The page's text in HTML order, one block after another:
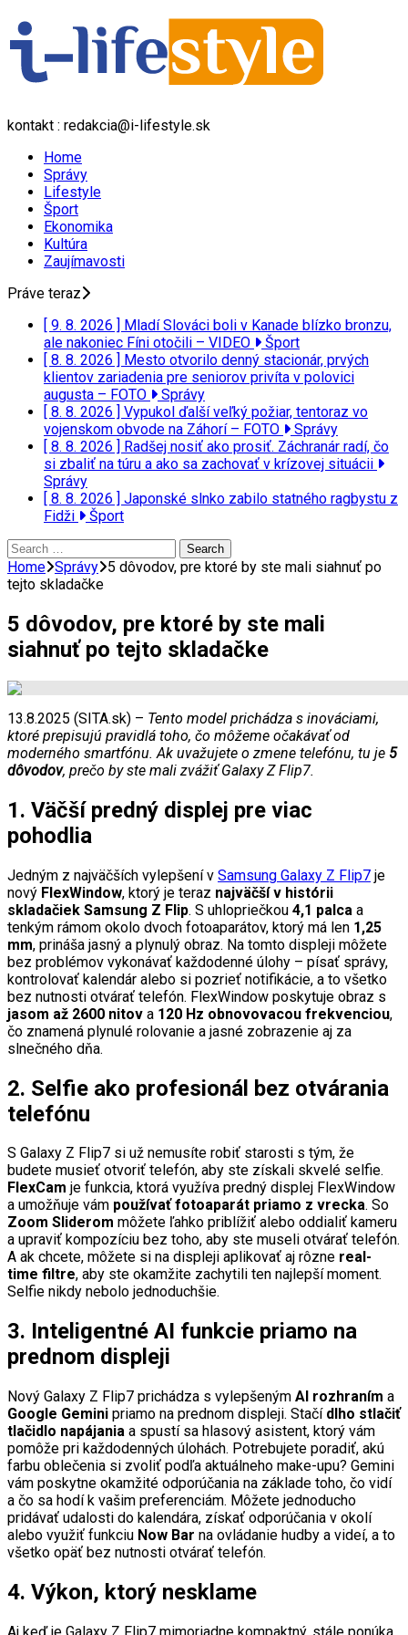
kontakt : redakcia@i-lifestyle.sk
Home
Správy
Lifestyle
Šport
Ekonomika
Kultúra
Zaujímavosti
Práve teraz
[ 9. 8. 2026 ] Mladí Slováci boli v Kanade blízko bronzu,
ale nakoniec Fíni otočili – VIDEO
Šport
[ 8. 8. 2026 ] Mesto otvorilo denný stacionár, prvých
klientov zariadenia pre seniorov privíta v polovici
augusta – FOTO
Správy
[ 8. 8. 2026 ] Vypukol ďalší veľký požiar, tentoraz vo
vojenskom obvode na Záhorí – FOTO
Správy
[ 8. 8. 2026 ] Radšej nosiť ako prosiť. Záchranár radí, čo
si zbaliť na túru a ako sa zachovať v krízovej situácii
Správy
[ 8. 8. 2026 ] Japonské slnko zabilo statného ragbystu z
Fidži
Šport
Search
for:
Home Správy 5 dôvodov, pre ktoré by ste mali siahnuť po
tejto skladačke
5 dôvodov, pre ktoré by ste mali
siahnuť po tejto skladačke
13.8.2025 (SITA.sk) – Tento model prichádza s inováciami,
ktoré prepisujú pravidlá toho, čo môžeme očakávať od
moderného smartfónu. Ak uvažujete o zmene telefónu, tu je 5
dôvodov, prečo by ste mali zvážiť Galaxy Z Flip7.
1. Väčší predný displej pre viac
pohodlia
Jedným z najväčších vylepšení v Samsung Galaxy Z Flip7 je
nový FlexWindow, ktorý je teraz najväčší v histórii
skladačiek Samsung Z Flip. S uhlopriečkou 4,1 palca a
tenkým rámom okolo dvoch fotoaparátov, ktorý má len 1,25
mm, prináša jasný a plynulý obraz. Na tomto displeji môžete
bez problémov vykonávať každodenné úlohy – písať správy,
kontrolovať kalendár alebo si pozrieť notifikácie, a to všetko
bez nutnosti otvárať telefón. FlexWindow poskytuje obraz s
jasom až 2600 nitov a 120 Hz obnovovacou frekvenciou,
čo znamená plynulé rolovanie a jasné zobrazenie aj za
slnečného dňa.
2. Selfie ako profesionál bez otvárania
telefónu
S Galaxy Z Flip7 si už nemusíte robiť starosti s tým, že
budete musieť otvoriť telefón, aby ste získali skvelé selfie.
FlexCam je funkcia, ktorá využíva predný displej FlexWindow
a umožňuje vám používať fotoaparát priamo z vrecka. So
Zoom Sliderom môžete ľahko priblížiť alebo oddialiť kameru
a upraviť kompozíciu bez toho, aby ste museli otvárať telefón.
A ak chcete, môžete si na displeji aplikovať aj rôzne real-
time filtre, aby ste okamžite zachytili ten najlepší moment.
Selfie nikdy nebolo jednoduchšie.
3. Inteligentné AI funkcie priamo na
prednom displeji
Nový Galaxy Z Flip7 prichádza s vylepšeným AI rozhraním a
Google Gemini priamo na prednom displeji. Stačí dlho stlačiť
tlačidlo napájania a spustí sa hlasový asistent, ktorý vám
pomôže pri každodenných úlohách. Potrebujete poradiť, akú
farbu oblečenia si zvoliť podľa aktuálneho make-upu? Gemini
vám poskytne okamžité odporúčania na základe toho, čo vidí
a čo sa hodí k vašim preferenciám. Môžete jednoducho
pridávať udalosti do kalendára, získať odporúčania v okolí
alebo využiť funkciu Now Bar na ovládanie hudby a videí, a to
všetko opäť bez nutnosti otvárať telefón.
4. Výkon, ktorý nesklame